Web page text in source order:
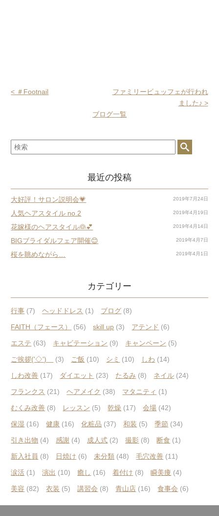
< ＃Footnail
ファミリービュッフェが行われ
ました♪ >
ブログ一覧
最近の投稿
大好評！サロン説明会💗 2019年7月24日
人気ヘアスタイル no.2 2019年4月19日
花嫁様のヘアスタイル👰💕 2019年4月14日
BIGブライダルフェア開催😊 2019年4月7日
桜を眺めながら… 2019年4月1日
カテゴリー
行事 (7) ヘッドドレス (1) ブログ (8)
FAITH（フェース） (56) skill up (3) アテンド (6)
エステ (63) キャビテーション (9) キャンペーン (5)
ご挨拶('◇')ゞ (3) ご飯 (10) シミ (10) しわ (14)
しわ改善 (17) ダイエット (23) たるみ (8) ネイル (24)
フランクス (21) ヘアメイク (38) マタニティ (1)
むくみ改善 (8) レッスン (5) 乾燥 (17) 会場 (42)
保湿 (16) 健康 (16) 化粧品 (37) 和装 (5) 季節 (34)
引き出物 (4) 感謝 (4) 成人式 (2) 撮影 (8) 断食 (1)
新入社員 (8) 日焼け (6) 未分類 (48) 毛穴改善 (11)
涙活 (1) 演出 (10) 癒し (16) 着付け (8) 瞬美痩 (4)
美容 (82) 衣装 (5) 講習会 (8) 青山店 (16) 食事会 (6)